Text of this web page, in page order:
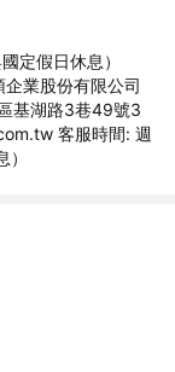
定假日休息）
業股份有限公司
基湖路3巷49號3
客服時間: 週